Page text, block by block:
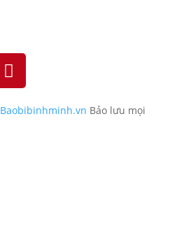
Baobibinhminh.vn Bảo lưu mọi